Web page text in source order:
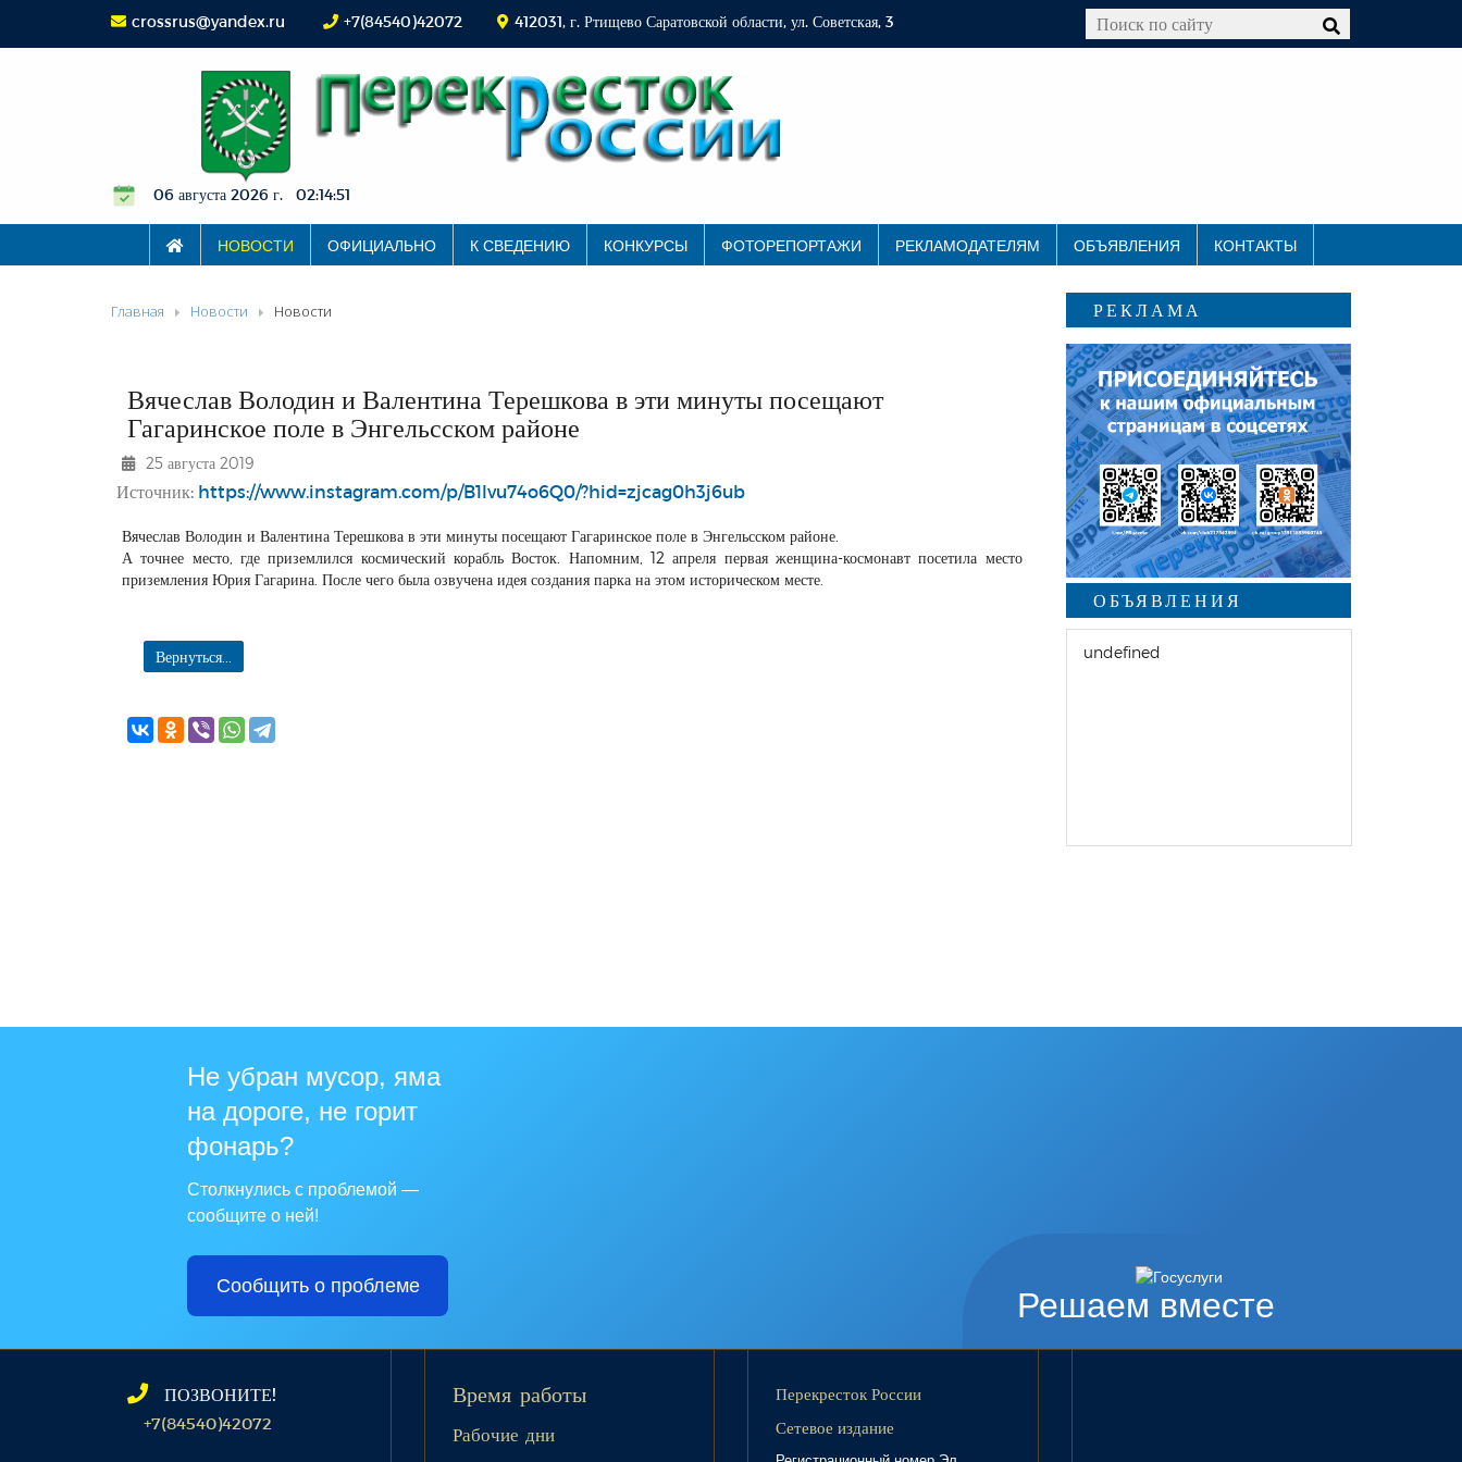
crossrus@yandex.ru +7(84540)42072 412031, г. Ртищево Саратовской области, ул. Советская, 3
06 августа 2026 г. 02:14:51
НОВОСТИ ОФИЦИАЛЬНО К СВЕДЕНИЮ КОНКУРСЫ ФОТОРЕПОРТАЖИ РЕКЛАМОДАТЕЛЯМ ОБЪЯВЛЕНИЯ КОНТАКТЫ
Главная Новости Новости
Вячеслав Володин и Валентина Терешкова в эти минуты посещают
Гагаринское поле в Энгельсском районе
25 августа 2019
Источник: https://www.instagram.com/p/B1lvu74o6Q0/?hid=zjcag0h3j6ub
Вячеслав Володин и Валентина Терешкова в эти минуты посещают Гагаринское поле в Энгельсском районе.
А точнее место, где приземлился космический корабль Восток. Напомним, 12 апреля первая женщина-космонавт посетила место
приземления Юрия Гагарина. После чего была озвучена идея создания парка на этом историческом месте.
Вернуться...
РЕКЛАМА
ОБЪЯВЛЕНИЯ
undefined
Решаем вместе
Не убран мусор, яма
на дороге, не горит
фонарь?
Столкнулись с проблемой —
сообщите о ней!
Сообщить о проблеме
ПОЗВОНИТЕ!
+7(84540)42072
Время работы
Рабочие дни
Перекресток России
Сетевое издание